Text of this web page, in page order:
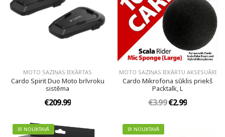
MOTO SAZIŅAS IEKĀRTAS
Cardo Spirit Duo Moto brīvroku
sistēma
€209.99
MOTO SAZIŅAS IEKĀRTU AKSESUĀRI
Cardo Mikrofona sūklis priekš
Packtalk, L
€3.99€2.99
IR NOLIKTAVĀ IR NOLIKTAVĀ